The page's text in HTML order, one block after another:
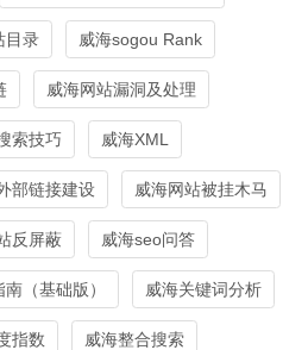
目录 威海sogou Rank
威海网站漏洞及处理
索技巧 威海XML
部链接建设 威海网站被挂木马
反屏蔽 威海seo问答
（基础版） 威海关键词分析
指数 威海整合搜索